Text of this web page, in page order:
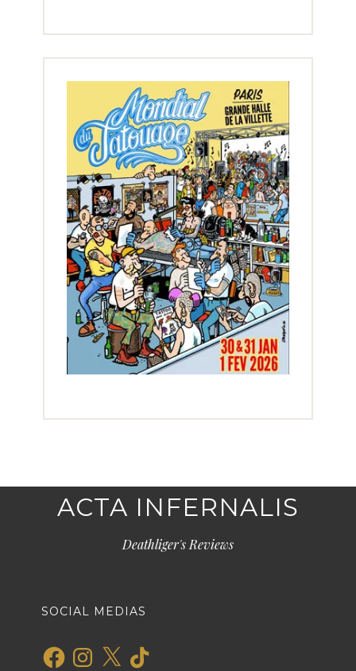
ACTA INFERNALIS
Deathliger's Reviews
SOCIAL MEDIAS
FacebookInstagram
X TikTok